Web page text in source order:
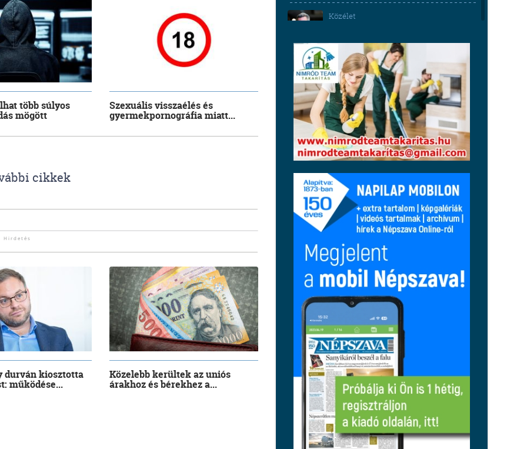
több súlyos
mögött
Szexuális visszaélés és
gyermekpornográfia miatt...
cikkek
durván kiosztotta
működése...
Közelebb kerültek az uniós
árakhoz és bérekhez a...
Közélet
gödi Samsung-gyár esete és Zsolti
bácsi sem létezik
Közélet
Huth Gergely durván kiosztotta
Orbán Balázst: működése szekunder
szégyenérzetet váltott ki a
jobboldalon
Közélet
Magyar Péter: péntektől nincs
szükség az önkéntes
fogyasztáscsökkentésre
Régió
egy holttestet is találtak
Közélet
Nincsenek jó hónapjai Balásy
Gyulának: a Szerencsejáték Zrt.
szerződést bontott, a honvédelmi
miniszter feljelentést tett
Közélet
Közelebb kerültek az uniós árakhoz
és bérekhez a magyarok, de a régió
továbbra is előttünk jár